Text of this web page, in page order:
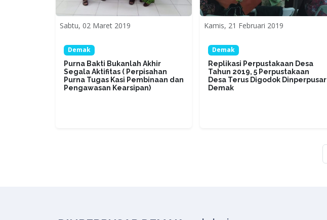
Sabtu, 02 Maret 2019
Demak
Purna Bakti Bukanlah Akhir
Segala Aktifitas ( Perpisahan
Purna Tugas Kasi Pembinaan dan
Pengawasan Kearsipan)
Kamis, 21 Februari 2019
Demak
Replikasi Perpustakaan Desa
Tahun 2019, 5 Perpustakaan
Desa Terus Digodok Dinperpusar
Demak